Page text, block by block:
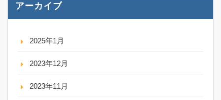
アーカイブ
2025年1月
2023年12月
2023年11月